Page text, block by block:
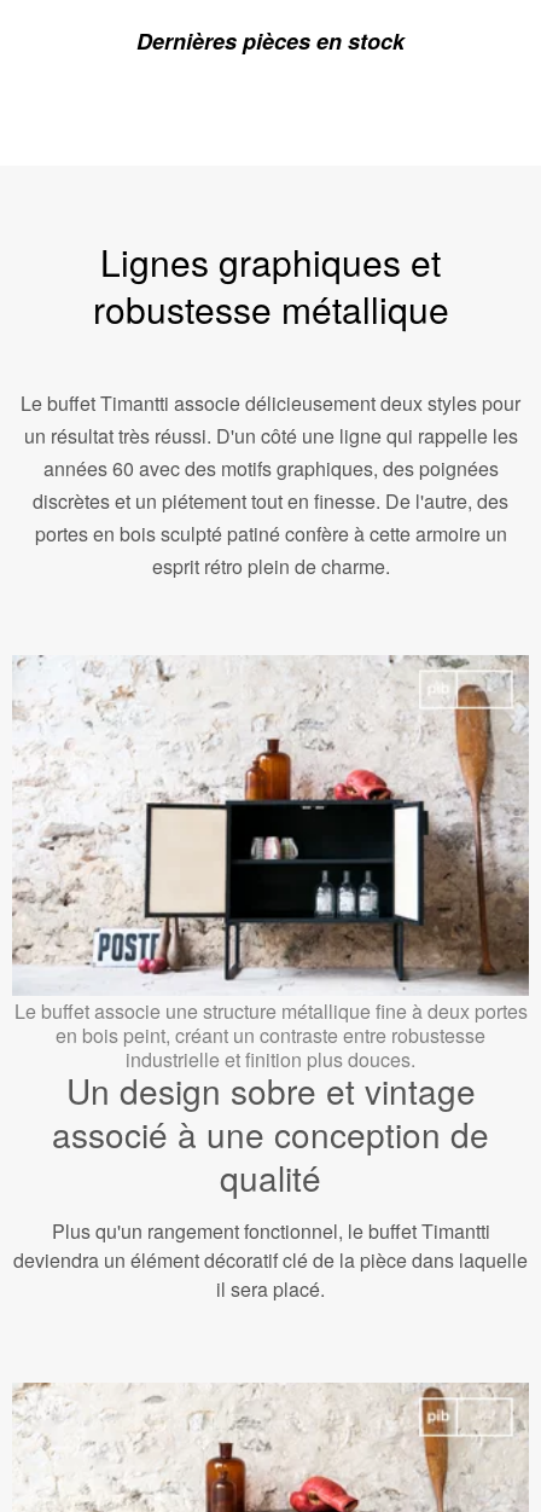
Dernières pièces en stock
Lignes graphiques et
robustesse métallique
Le buffet Timantti associe délicieusement deux styles pour
un résultat très réussi. D'un côté une ligne qui rappelle les
années 60 avec des motifs graphiques, des poignées
discrètes et un piétement tout en finesse. De l'autre, des
portes en bois sculpté patiné confère à cette armoire un
esprit rétro plein de charme.
Le buffet associe une structure métallique fine à deux portes
en bois peint, créant un contraste entre robustesse
industrielle et finition plus douces.
Un design sobre et vintage
associé à une conception de
qualité
Plus qu'un rangement fonctionnel, le buffet Timantti
deviendra un élément décoratif clé de la pièce dans laquelle
il sera placé.